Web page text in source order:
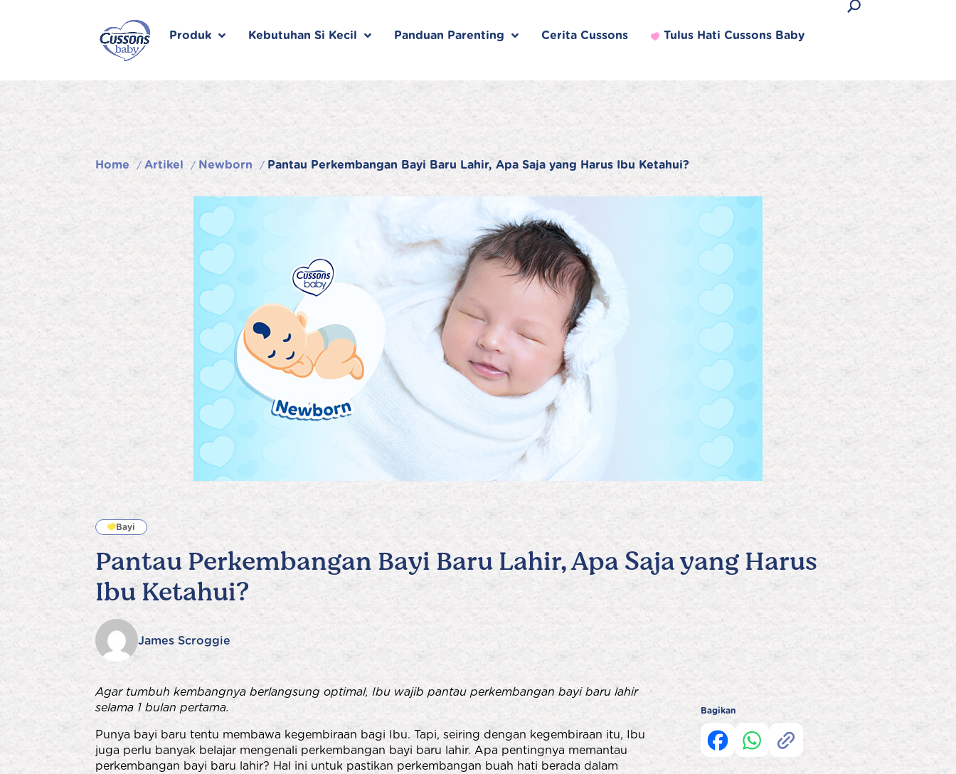
Produk
Produk Terlaris
Lihat semua produk
Kebutuhan Si Kecil Panduan Parenting Cerita Cussons Tulus Hati Cussons Baby
Home /Artikel / Newborn / Pantau Perkembangan Bayi Baru Lahir, Apa Saja yang Harus Ibu Ketahui?
Bayi
Pantau Perkembangan Bayi Baru Lahir, Apa Saja yang Harus
Ibu Ketahui?
James Scroggie
Agar tumbuh kembangnya berlangsung optimal, Ibu wajib pantau perkembangan bayi baru lahir
selama 1 bulan pertama.
Punya bayi baru tentu membawa kegembiraan bagi Ibu. Tapi, seiring dengan kegembiraan itu, Ibu
juga perlu banyak belajar mengenali perkembangan bayi baru lahir. Apa pentingnya memantau
perkembangan bayi baru lahir? Hal ini untuk pastikan perkembangan buah hati berada dalam
Bagikan